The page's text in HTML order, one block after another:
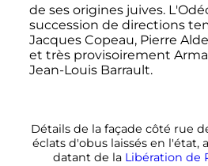
de ses origines juives.
succession de directions
Jacques Copeau, Pierre
et très provisoirement
Jean-Louis Barrault.
Détails de la façade côté rue
éclats d'obus laissés en l'état,
datant de la Libération de